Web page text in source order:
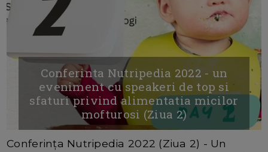
Conferinta Nutripedia 2022 - un
eveniment cu speakeri de top si
sfaturi privind alimentatia micilor
mofturosi (Ziua 2)
Conferința Nutripedia 2022 (Ziua 2) - Un